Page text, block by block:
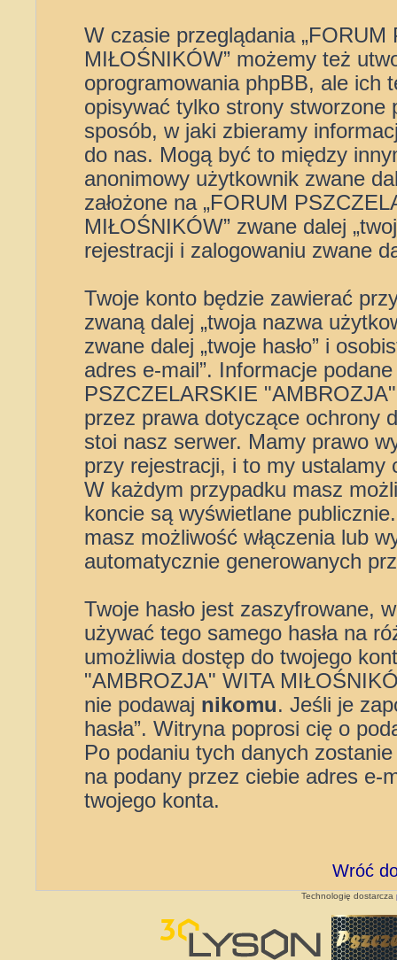
W czasie przeglądania
MIŁOŚNIKÓW” możemy też
oprogramowania phpBB, ale ich
opisywać tylko strony stworzone
sposób, w jaki zbieramy
do nas. Mogą być to między
anonimowy użytkownik zwane
założone na „FORUM
MIŁOŚNIKÓW” zwane dalej
rejestracji i zalogowaniu zwane
Twoje konto będzie zawierać
zwaną dalej „twoja nazwa
zwane dalej „twoje hasło” i
adres e-mail”. Informacje
PSZCZELARSKIE
przez prawa dotyczące ochrony
stoi nasz serwer. Mamy prawo
przy rejestracji, i to my ustalamy
W każdym przypadku masz
koncie są wyświetlane
masz możliwość włączenia lub
automatycznie generowanych
Twoje hasło jest zaszyfrowane,
używać tego samego hasła na
umożliwia dostęp do twojego
"AMBROZJA" WITA
nie podawaj nikomu. Jeśli je
hasła”. Witryna poprosi cię o
Po podaniu tych danych
na podany przez ciebie adres e-
twojego konta.
Wróć
Technologię dostarcza